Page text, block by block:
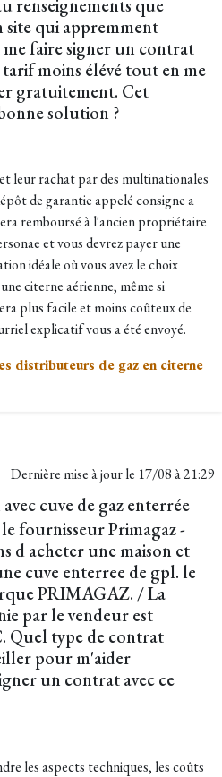
renseignements que
site qui appremment
faire signer un contrat
tarif moins élévé tout en me
gratuitement. Cet
solution ?
leur rachat par des multinationales
de garantie appelé consigne a
remboursé à l'ancien propriétaire
et vous devrez payer une
idéale où vous avez le choix
citerne aérienne, même si
plus facile et moins coûteux de
explicatif vous a été envoyé.
distributeurs de gaz en citerne
Dernière mise à jour le 17/08 à 21:29
cuve de gaz enterrée
fournisseur Primagaz -
d acheter une maison et
cuve enterree de gpl. le
PRIMAGAZ. / La
par le vendeur est
Quel type de contrat
pour m'aider
un contrat avec ce
les aspects techniques, les coûts